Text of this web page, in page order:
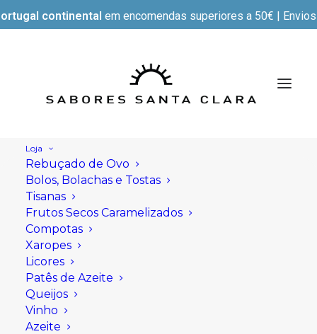
continental em encomendas superiores a 50€ |
Loja
Rebuçado de Ovo
Bolos, Bolachas e Tostas
Tisanas
Frutos Secos Caramelizados
Compotas
Xaropes
Licores
Patês de Azeite
Queijos
Vinho
Azeite